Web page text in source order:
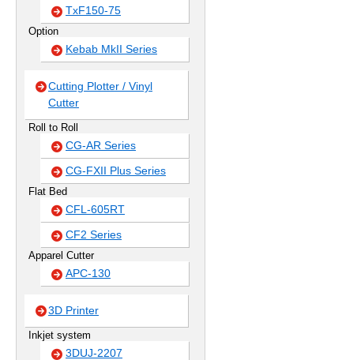
TxF150-75
Option
Kebab MkII Series
Cutting Plotter / Vinyl
Cutter
Roll to Roll
CG-AR Series
CG-FXII Plus Series
Flat Bed
CFL-605RT
CF2 Series
Apparel Cutter
APC-130
3D Printer
Inkjet system
3DUJ-2207